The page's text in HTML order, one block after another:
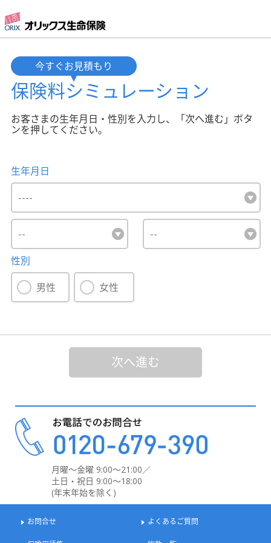
今すぐお見積もり
保険料シミュレーション
お客さまの生年月日・性別を入力し、「次へ進む」ボタ
ンを押してください。
生年月日
性別
男性
女性
次へ進む
月曜～金曜 9:00～21:00／
土日・祝日 9:00～18:00
(年末年始を除く)
お問合せ よくあるご質問